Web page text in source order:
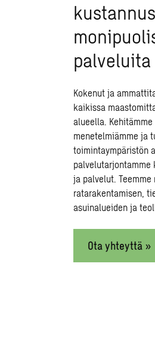
palveluita
Kokenut ja
kaikissa
alueella.
menetelmiämme ja
toimintaympäristön
ja palvelut.
ratarakentamisen,
asuinalueiden ja
Ota yhteyttä »